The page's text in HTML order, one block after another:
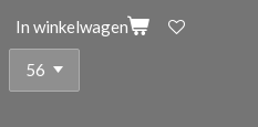
In winkelwagen